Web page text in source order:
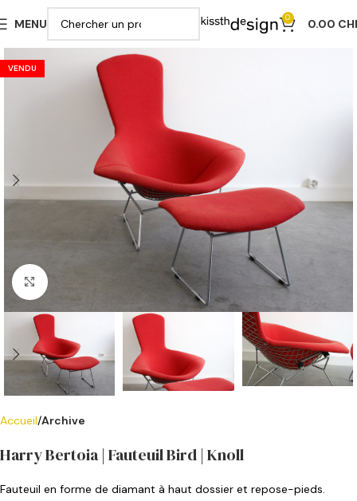
MENU 0 0.00
VENDU
Cliquer pour agrandir
Accueil Archive
Harry Bertoia | Fauteuil Bird | Knoll
Fauteuil en forme de diamant à haut dossier et repose-pieds.